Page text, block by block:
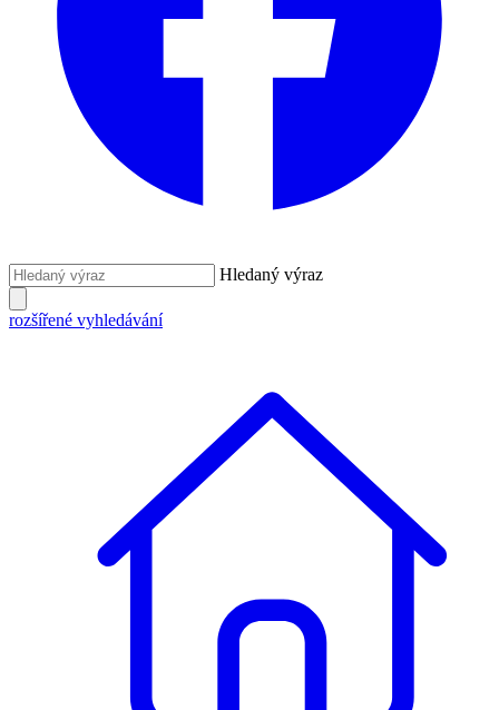
Hledaný výraz
rozšířené vyhledávání